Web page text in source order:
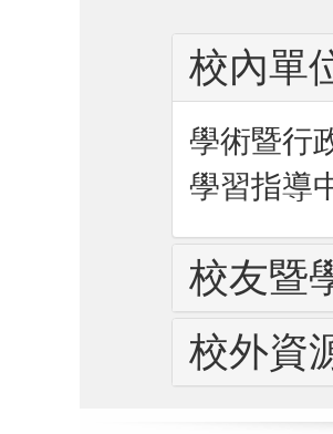
校內單
學術暨行
學習指導
校友暨
校外資